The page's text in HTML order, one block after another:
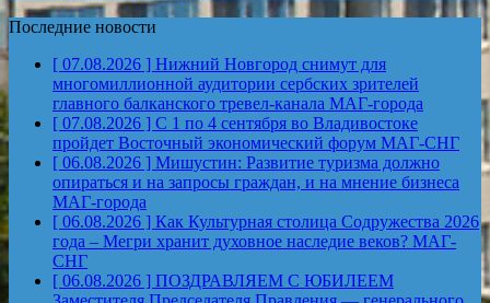
Последние новости
[ 07.08.2026 ] Нижний Новгород снимут для
многомиллионной аудитории сербских зрителей
главного балканского тревел-канала МАГ-города
[ 07.08.2026 ] С 1 по 4 сентября во Владивостоке
пройдет Восточный экономический форум МАГ-СНГ
[ 06.08.2026 ] Мишустин: Развитие туризма должно
опираться и на запросы граждан, и на мнение бизнеса
МАГ-города
[ 06.08.2026 ] Как Культурная столица Содружества 2026
года – Мегри хранит духовное наследие веков? МАГ-
СНГ
[ 06.08.2026 ] ПОЗДРАВЛЯЕМ С ЮБИЛЕЕМ